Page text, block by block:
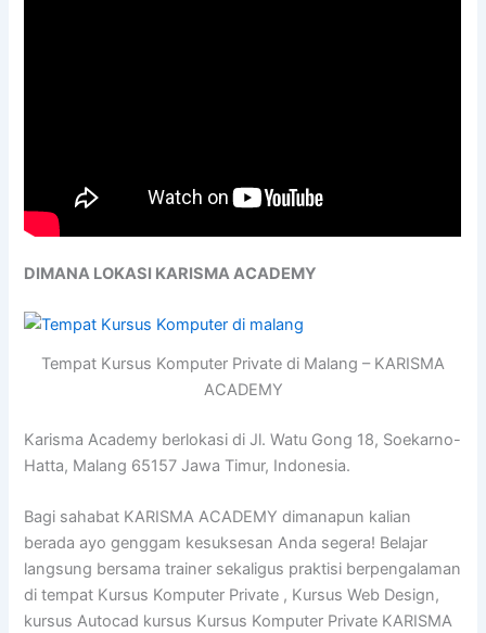
DIMANA LOKASI KARISMA ACADEMY
Tempat Kursus Komputer Private di Malang – KARISMA
ACADEMY
Karisma Academy berlokasi di Jl. Watu Gong 18, Soekarno-
Hatta, Malang 65157 Jawa Timur, Indonesia.
Bagi sahabat KARISMA ACADEMY dimanapun kalian
berada ayo genggam kesuksesan Anda segera! Belajar
langsung bersama trainer sekaligus praktisi berpengalaman
di tempat Kursus Komputer Private , Kursus Web Design,
kursus Autocad kursus Kursus Komputer Private KARISMA